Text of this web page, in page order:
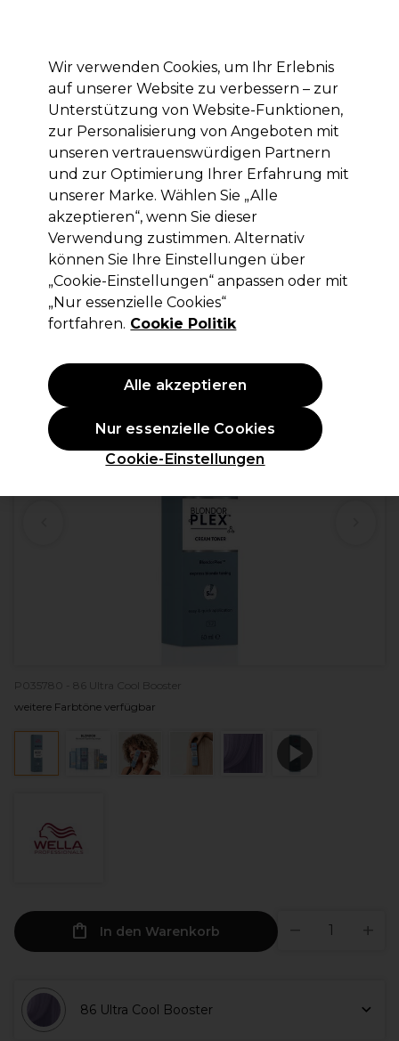
Anmelden
Marken Deals Haare Elektrogeräte Saloneinrichtung
Lieferung und Lieferzeiten
– mehr erfahren
Wella Professionals
Wella Professionals Blondorplex
Cream Toner 60ml
(0)
16,00 € ohne MwSt. (PROFI-PREIS)
19,04 € inkl. MwSt.)| 26.67 € pro 100ml
P035780 - 86 Ultra Cool Booster
weitere Farbtöne verfügbar
In den Warenkorb
86 Ultra Cool Booster
Wir verwenden Cookies, um Ihr Erlebnis
auf unserer Website zu verbessern – zur
Unterstützung von Website-Funktionen,
zur Personalisierung von Angeboten mit
unseren vertrauenswürdigen Partnern
und zur Optimierung Ihrer Erfahrung mit
unserer Marke. Wählen Sie „Alle
akzeptieren“, wenn Sie dieser
Verwendung zustimmen. Alternativ
können Sie Ihre Einstellungen über
„Cookie-Einstellungen“ anpassen oder mit
„Nur essenzielle Cookies“
fortfahren. Cookie Politik
Cookie-Einstellungen
Nur essenzielle Cookies
Alle akzeptieren